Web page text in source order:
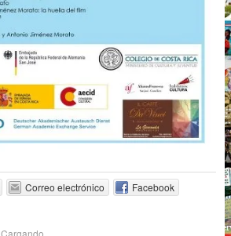
Correo electrónico
Facebook
Cargando...